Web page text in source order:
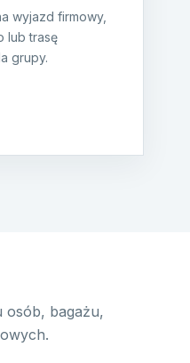
wyjazd firmowy,
lub trasę
grupy.
osób, bagażu,